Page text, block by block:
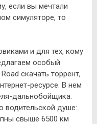
если вы мечтали
симуляторе, то
и для тех, кому
особый
скачать торрент,
ресурсе. В нем
дальнобойщика.
водительской душе:
свыше 6500 км